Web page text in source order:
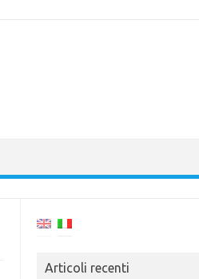
Articoli recenti